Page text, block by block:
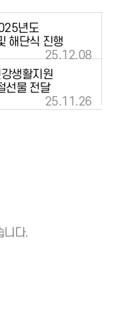
년도
해단식 진행
25.12.08
생활지원
선물 전달
25.11.26
니다.